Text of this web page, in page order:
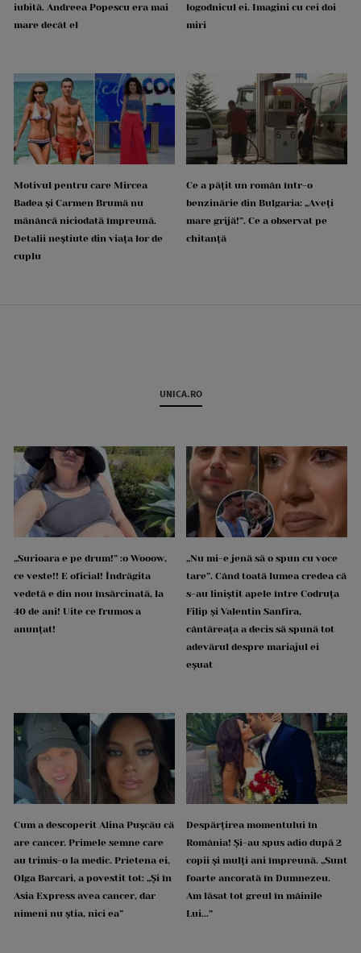
iubită. Andreea Popescu era mai
mare decât el
logodnicul ei. Imagini cu cei doi
miri
Motivul pentru care Mircea
Badea și Carmen Brumă nu
mănâncă niciodată împreună.
Detalii neștiute din viața lor de
cuplu
Ce a pățit un român într-o
benzinărie din Bulgaria: „Aveți
mare grijă!”. Ce a observat pe
chitanță
UNICA.RO
„Surioara e pe drum!” :o Wooow,
ce veste!! E oficial! Îndrăgita
vedetă e din nou însărcinată, la
40 de ani! Uite ce frumos a
anunțat!
„Nu mi-e jenă să o spun cu voce
tare”. Când toată lumea credea că
s-au liniștit apele între Codruța
Filip și Valentin Sanfira,
cântăreața a decis să spună tot
adevărul despre mariajul ei
eșuat
Cum a descoperit Alina Pușcău că
are cancer. Primele semne care
au trimis-o la medic. Prietena ei,
Olga Barcari, a povestit tot: „Și în
Asia Express avea cancer, dar
nimeni nu știa, nici ea”
Despărțirea momentului în
România! Și-au spus adio după 2
copii și mulți ani împreună. „Sunt
foarte ancorată în Dumnezeu.
Am lăsat tot greul în mâinile
Lui...”